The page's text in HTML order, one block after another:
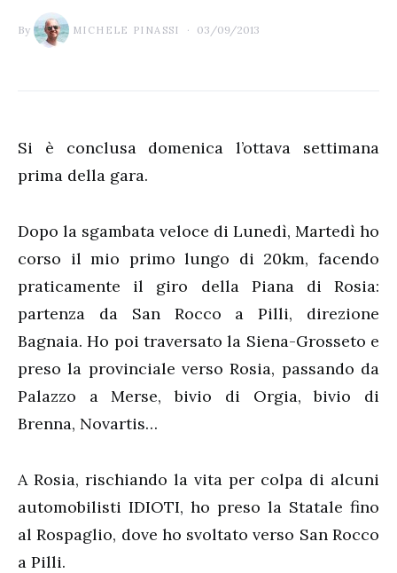
By MICHELE PINASSI 03/09/2013
Si è conclusa domenica l’ottava settimana
prima della gara.
Dopo la sgambata veloce di Lunedì, Martedì ho
corso il mio primo lungo di 20km, facendo
praticamente il giro della Piana di Rosia:
partenza da San Rocco a Pilli, direzione
Bagnaia. Ho poi traversato la Siena-Grosseto e
preso la provinciale verso Rosia, passando da
Palazzo a Merse, bivio di Orgia, bivio di
Brenna, Novartis…
A Rosia, rischiando la vita per colpa di alcuni
automobilisti IDIOTI, ho preso la Statale fino
al Rospaglio, dove ho svoltato verso San Rocco
a Pilli.